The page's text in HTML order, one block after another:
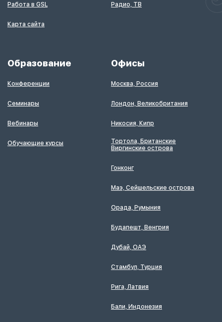
Работа в GSL
Карта сайта
Радио, ТВ
Образование
Конференции
Семинары
Вебинары
Обучающие курсы
Офисы
Москва, Россия
Лондон, Великобритания
Никосия, Кипр
Тортола, Британские
Виргинские острова
Гонконг
Маэ, Сейшельские острова
Орада, Румыния
Будапешт, Венгрия
Дубай, ОАЭ
Стамбул, Турция
Рига, Латвия
Бали, Индонезия